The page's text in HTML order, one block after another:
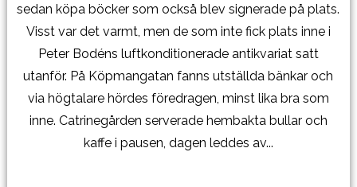
sedan köpa böcker som också blev signerade på plats.
Visst var det varmt, men de som inte fick plats inne i
Peter Bodéns luftkonditionerade antikvariat satt
utanför. På Köpmangatan fanns utställda bänkar och
via högtalare hördes föredragen, minst lika bra som
inne. Catrinegården serverade hembakta bullar och
kaffe i pausen, dagen leddes av...